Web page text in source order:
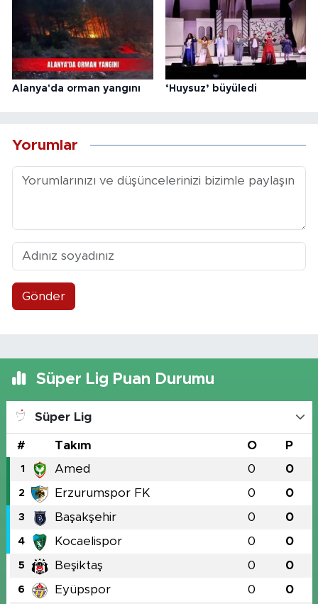
Alanya'da orman yangını ‘Huysuz’ büyüledi
Yorumlar
Gönder
Süper Lig Puan Durumu
Süper Lig
# Takım O P
1 Amed 0 0
2 Erzurumspor FK 0 0
3 Başakşehir 0 0
4 Kocaelispor 0 0
5 Beşiktaş 0 0
6 Eyüpspor 0 0